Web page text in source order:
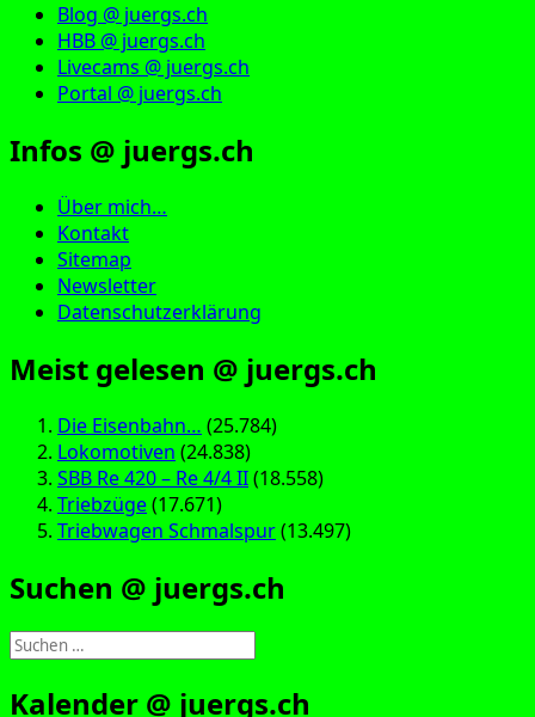
Blog @ juergs.ch
HBB @ juergs.ch
Livecams @ juergs.ch
Portal @ juergs.ch
Infos @ juergs.ch
Über mich…
Kontakt
Sitemap
Newsletter
Datenschutzerklärung
Meist gelesen @ juergs.ch
Die Eisenbahn… (25.784)
Lokomotiven (24.838)
SBB Re 420 – Re 4/4 II(18.558)
Triebzüge(17.671)
Triebwagen Schmalspur(13.497)
Suchen @ juergs.ch
Suchen
nach:
Kalender @ juergs.ch